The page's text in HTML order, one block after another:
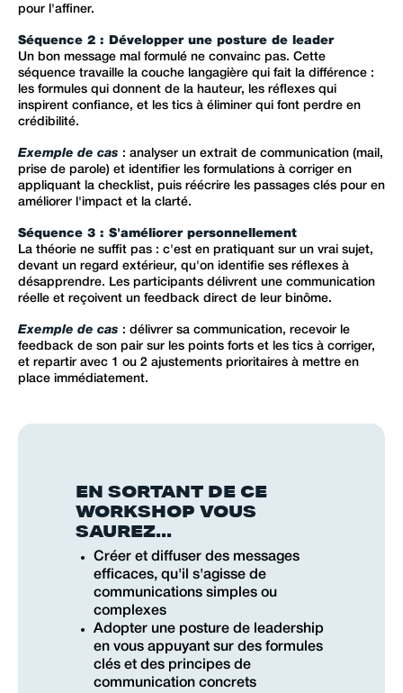
pour l'affiner.
Séquence 2 : Développer une posture de leader
Un bon message mal formulé ne convainc pas. Cette
séquence travaille la couche langagière qui fait la différence :
les formules qui donnent de la hauteur, les réflexes qui
inspirent confiance, et les tics à éliminer qui font perdre en
crédibilité.
Exemple de cas : analyser un extrait de communication (mail,
prise de parole) et identifier les formulations à corriger en
appliquant la checklist, puis réécrire les passages clés pour en
améliorer l'impact et la clarté.
Séquence 3 : S'améliorer personnellement
La théorie ne suffit pas : c'est en pratiquant sur un vrai sujet,
devant un regard extérieur, qu'on identifie ses réflexes à
désapprendre. Les participants délivrent une communication
réelle et reçoivent un feedback direct de leur binôme.
Exemple de cas : délivrer sa communication, recevoir le
feedback de son pair sur les points forts et les tics à corriger,
et repartir avec 1 ou 2 ajustements prioritaires à mettre en
place immédiatement.
EN SORTANT DE CE
WORKSHOP VOUS
SAUREZ...
Créer et diffuser des messages
efficaces, qu'il s'agisse de
communications simples ou
complexes
Adopter une posture de leadership
en vous appuyant sur des formules
clés et des principes de
communication concrets